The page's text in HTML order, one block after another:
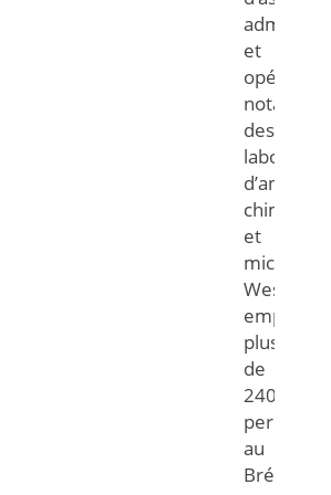
et
des
d’analyses
chimiques
et
West
emploie
plus
de
240
personnes
au
Brésil,